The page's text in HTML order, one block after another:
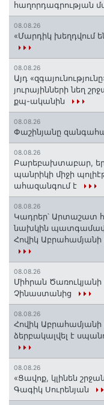
հաղորդագրության
08.08.26
«Մարդիկ խեղդվում
08.08.26
Այդ
յուրայինների նեղ
քպ-ականին
08.08.26
Փաշինյանը
08.08.26
Բարեբախտաբար,
պանրիկի միջի
ահազանգում է
08.08.26
Կադրեր՝ Արտաշատ
նախկին
Հովիկ Աբրահամյանի
08.08.26
Միհրան Ծառուկյանի
Չինաստանից
08.08.26
Հովիկ
ձերբակալվել է
08.08.26
«Ցավոք, կլինեն
Գագիկ Սուրենյան